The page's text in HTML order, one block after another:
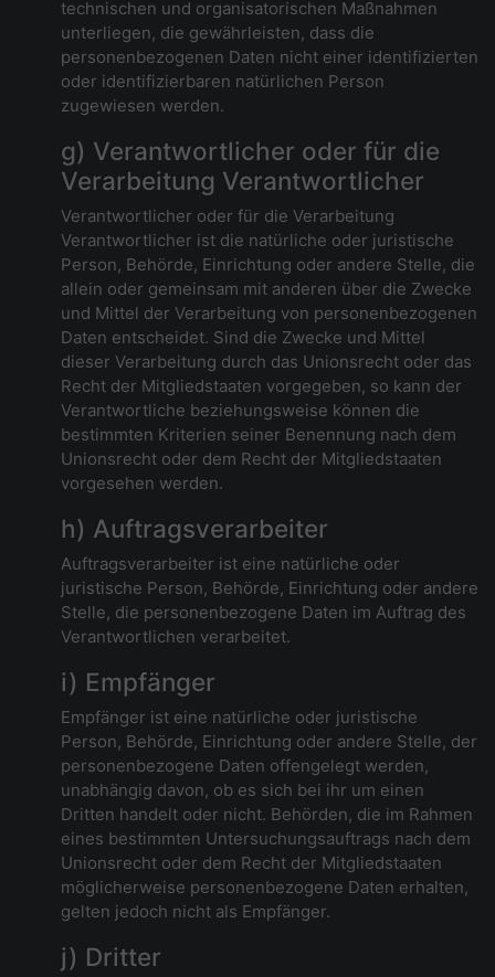
technischen und organisatorischen Maßnahmen
unterliegen, die gewährleisten, dass die
personenbezogenen Daten nicht einer identifizierten
oder identifizierbaren natürlichen Person
zugewiesen werden.
g) Verantwortlicher oder für die
Verarbeitung Verantwortlicher
Verantwortlicher oder für die Verarbeitung
Verantwortlicher ist die natürliche oder juristische
Person, Behörde, Einrichtung oder andere Stelle, die
allein oder gemeinsam mit anderen über die Zwecke
und Mittel der Verarbeitung von personenbezogenen
Daten entscheidet. Sind die Zwecke und Mittel
dieser Verarbeitung durch das Unionsrecht oder das
Recht der Mitgliedstaaten vorgegeben, so kann der
Verantwortliche beziehungsweise können die
bestimmten Kriterien seiner Benennung nach dem
Unionsrecht oder dem Recht der Mitgliedstaaten
vorgesehen werden.
h) Auftragsverarbeiter
Auftragsverarbeiter ist eine natürliche oder
juristische Person, Behörde, Einrichtung oder andere
Stelle, die personenbezogene Daten im Auftrag des
Verantwortlichen verarbeitet.
i) Empfänger
Empfänger ist eine natürliche oder juristische
Person, Behörde, Einrichtung oder andere Stelle, der
personenbezogene Daten offengelegt werden,
unabhängig davon, ob es sich bei ihr um einen
Dritten handelt oder nicht. Behörden, die im Rahmen
eines bestimmten Untersuchungsauftrags nach dem
Unionsrecht oder dem Recht der Mitgliedstaaten
möglicherweise personenbezogene Daten erhalten,
gelten jedoch nicht als Empfänger.
j) Dritter